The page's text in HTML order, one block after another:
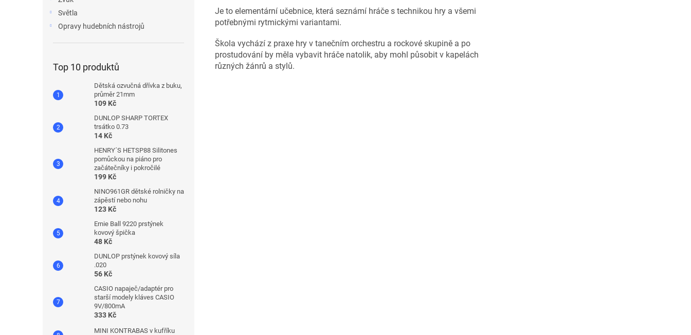
Světla
Opravy hudebních nástrojů
Top 10 produktů
Dětská ozvučná dřívka z buku,
průměr 21mm
109 Kč
DUNLOP SHARP TORTEX
trsátko 0.73
14 Kč
HENRY´S HETSP88 Silitones
pomůckou na piáno pro
začátečníky i pokročilé
199 Kč
NINO961GR dětské rolničky na
zápěstí nebo nohu
123 Kč
Ernie Ball 9220 prstýnek
kovový špička
48 Kč
DUNLOP prstýnek kovový síla
.020
56 Kč
CASIO napaječ/adaptér pro
starší modely kláves CASIO
9V/800mA
333 Kč
MINI KONTRABAS v kufříku
Je to elementární učebnice, která seznámí hráče s technikou hry a všemi
potřebnými rytmickými variantami.
Škola vychází z praxe hry v tanečním orchestru a rockové skupině a po
prostudování by měla vybavit hráče natolik, aby mohl působit v kapelách
různých žánrů a stylů.